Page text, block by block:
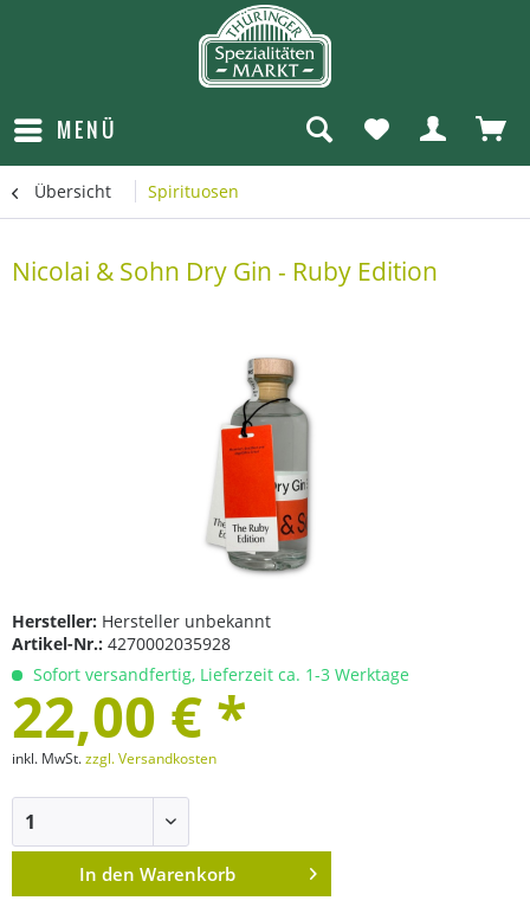
MENÜ
Übersicht Spirituosen
Nicolai & Sohn Dry Gin - Ruby Edition
Hersteller: Hersteller unbekannt
Artikel-Nr.: 4270002035928
Sofort versandfertig, Lieferzeit ca. 1-3 Werktage
22,00 € *
inkl. MwSt.zzgl. Versandkosten
In den Warenkorb